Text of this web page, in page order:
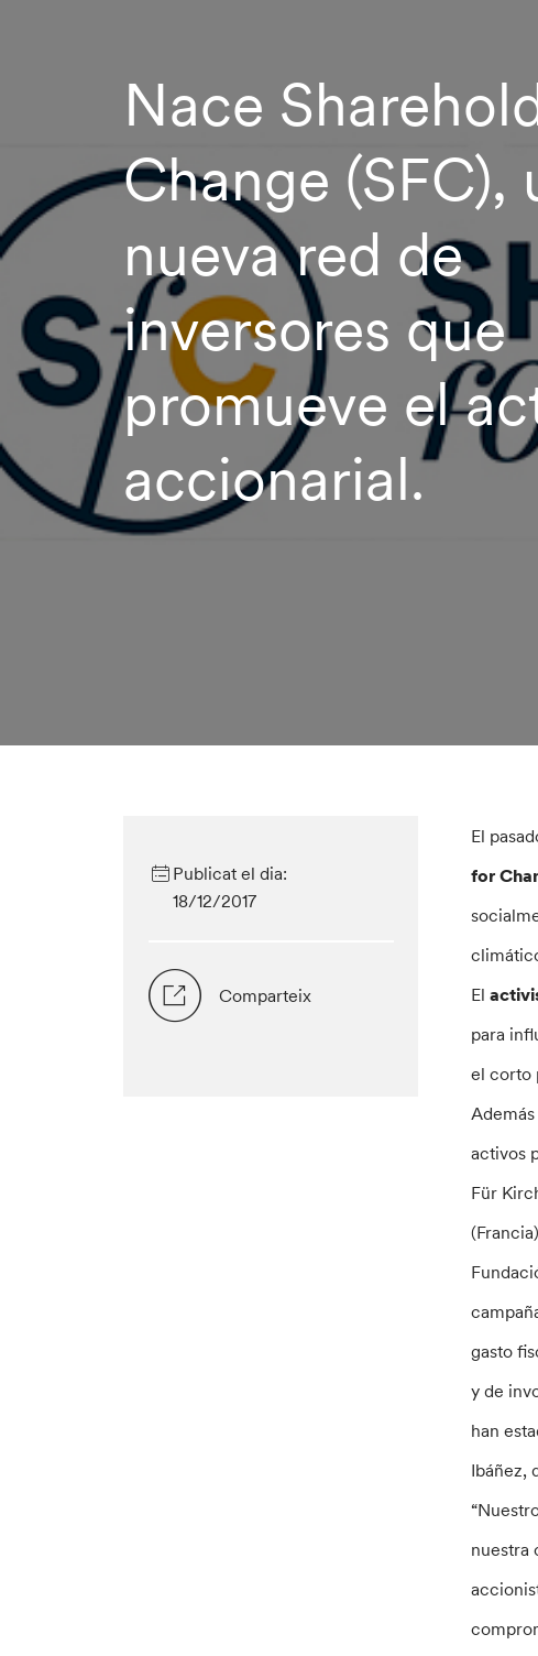
Nace
Change (SFC),
nueva red de
inversores que
promueve el
accionarial.
Publicat el dia:
18/12/2017
Comparteix
El
for
El
para
el corto
activos
Für
gasto
y de
han
Ibáñez,
nuestra